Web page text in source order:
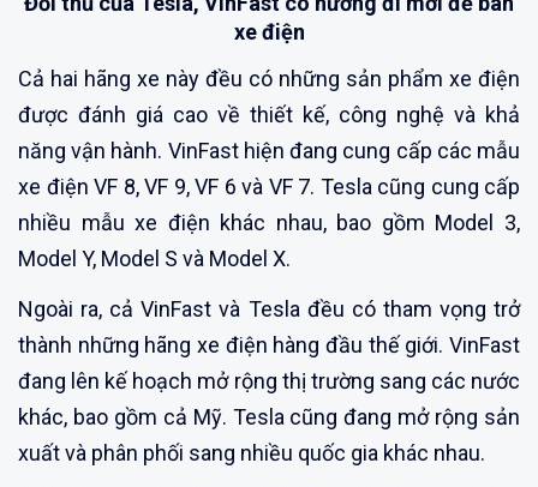
xe điện
Cả hai hãng xe này đều có những sản phẩm xe điện
được đánh giá cao về thiết kế, công nghệ và khả
năng vận hành. VinFast hiện đang cung cấp các mẫu
xe điện VF 8, VF 9, VF 6 và VF 7. Tesla cũng cung cấp
nhiều mẫu xe điện khác nhau, bao gồm Model 3,
Model Y, Model S và Model X.
Ngoài ra, cả VinFast và Tesla đều có tham vọng trở
thành những hãng xe điện hàng đầu thế giới. VinFast
đang lên kế hoạch mở rộng thị trường sang các nước
khác, bao gồm cả Mỹ. Tesla cũng đang mở rộng sản
xuất và phân phối sang nhiều quốc gia khác nhau.